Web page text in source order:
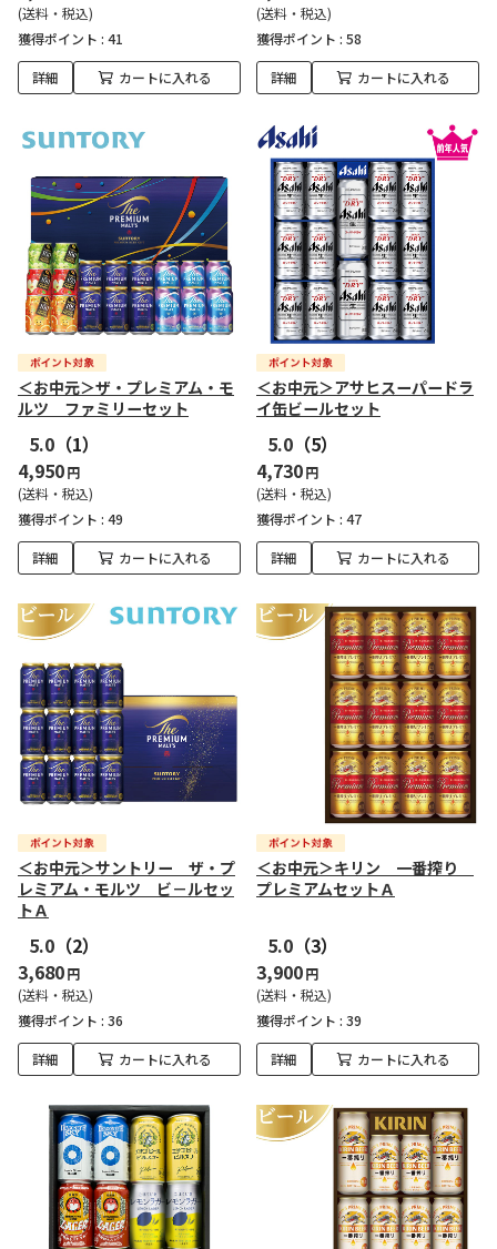
(送料・税込)
獲得ポイント : 41
詳細 カートに入れる
(送料・税込)
獲得ポイント : 58
詳細 カートに入れる
＜お中元＞ザ・プレミアム・モ
ルツ ファミリーセット
5.0 （1）
4,950円
(送料・税込)
獲得ポイント : 49
詳細 カートに入れる
＜お中元＞アサヒスーパードラ
イ缶ビールセット
5.0 （5）
4,730円
(送料・税込)
獲得ポイント : 47
詳細 カートに入れる
＜お中元＞サントリー ザ・プ
レミアム・モルツ ビ－ルセッ
トＡ
5.0 （2）
3,680円
(送料・税込)
獲得ポイント : 36
詳細 カートに入れる
＜お中元＞キリン 一番搾り
プレミアムセットＡ
5.0 （3）
3,900円
(送料・税込)
獲得ポイント : 39
詳細 カートに入れる